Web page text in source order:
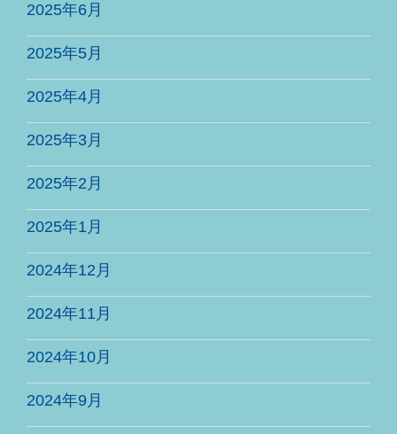
2025年6月
2025年5月
2025年4月
2025年3月
2025年2月
2025年1月
2024年12月
2024年11月
2024年10月
2024年9月